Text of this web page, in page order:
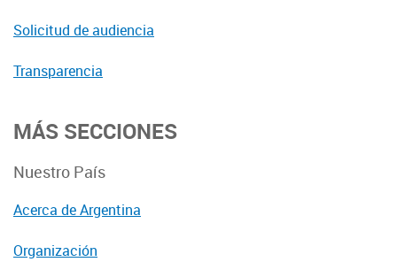
Solicitud de audiencia
Transparencia
MÁS SECCIONES
Nuestro País
Acerca de Argentina
Organización